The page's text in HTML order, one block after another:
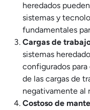
heredados
sistemas y
fundamentales
Cargas de
sistemas
configurados
de las cargas de
negativamente al
Costoso de